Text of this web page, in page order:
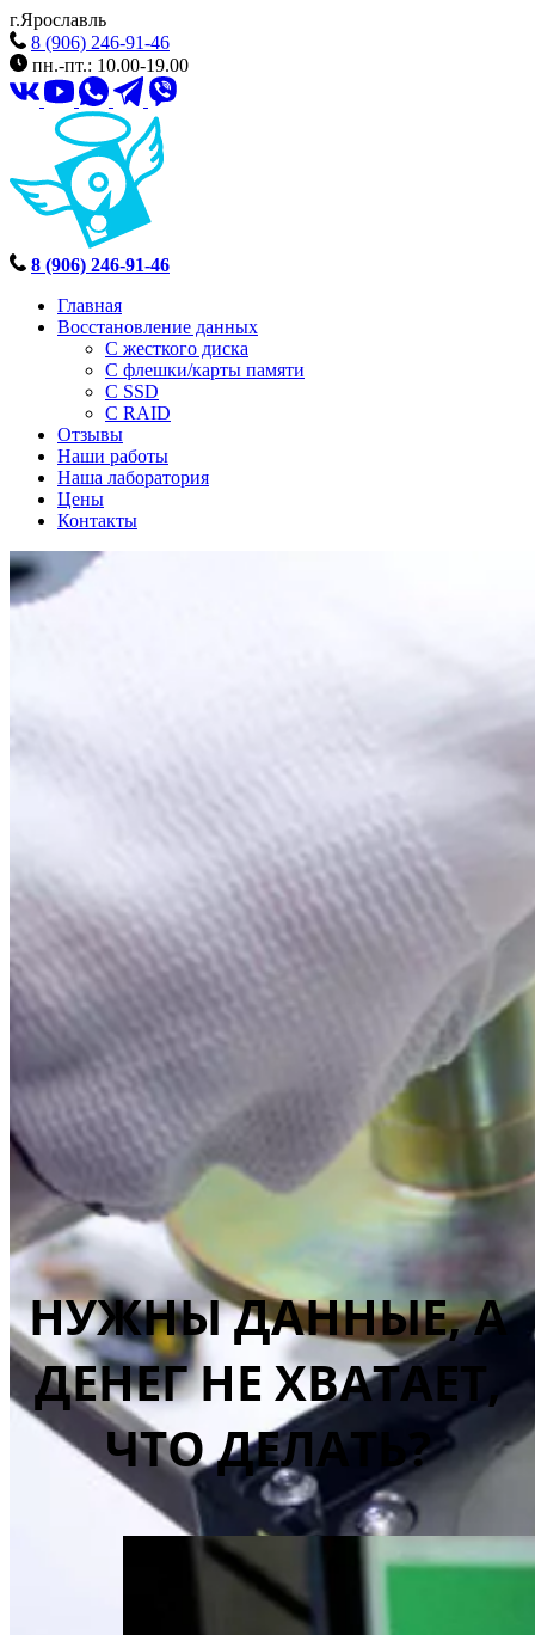
г.Ярославль
8 (906) 246-91-46
пн.-пт.: 10.00-19.00
8 (906) 246-91-46
Главная
Восстановление данных
С жесткого диска
С флешки/карты памяти
С SSD
С RAID
Отзывы
Наши работы
Наша лаборатория
Цены
Контакты
НУЖНЫ ДАННЫЕ, А
ДЕНЕГ НЕ ХВАТАЕТ,
ЧТО ДЕЛАТЬ?